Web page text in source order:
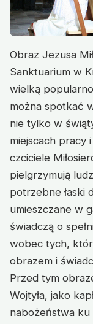
Obraz Jezusa
Sanktuarium w
wielką
można spotkać
nie tylko w
miejscach pracy
czciciele
pielgrzymują
potrzebne łaski
umieszczane w
świadczą o
wobec tych,
obrazem i
Przed tym
Wojtyła, jako
nabożeństwa ku